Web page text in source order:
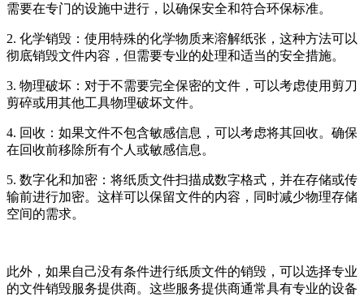
需要在专门的设施中进行，以确保安全和符合环保标准。
2. 化学销毁：使用特殊的化学物质来溶解纸张，这种方法可以
彻底销毁文件内容，但需要专业的处理和适当的安全措施。
3. 物理破坏：对于不需要完全保密的文件，可以考虑使用剪刀
剪碎或用其他工具物理破坏文件。
4. 回收：如果文件不包含敏感信息，可以考虑将其回收。确保
在回收前移除所有个人或敏感信息。
5. 数字化和加密：将纸质文件扫描成数字格式，并在存储或传
输前进行加密。这样可以保留文件的内容，同时减少物理存储
空间的需求。
此外，如果自己没有条件进行纸质文件的销毁，可以选择专业
的文件销毁服务提供商。这些服务提供商通常具有专业的设备